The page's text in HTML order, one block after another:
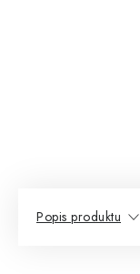
Popis produktu